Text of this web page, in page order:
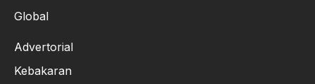
Global
Advertorial
Kebakaran